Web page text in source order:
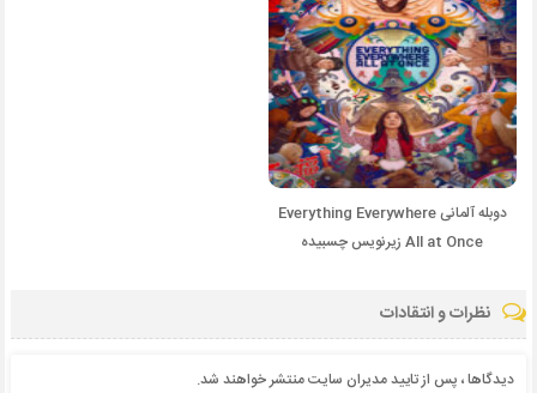
دوبله آلمانی Everything Everywhere
All at Once زیرنویس چسبیده
نظرات و انتقادات
دیدگاها ، پس از تایید مدیران سایت منتشر خواهند شد.